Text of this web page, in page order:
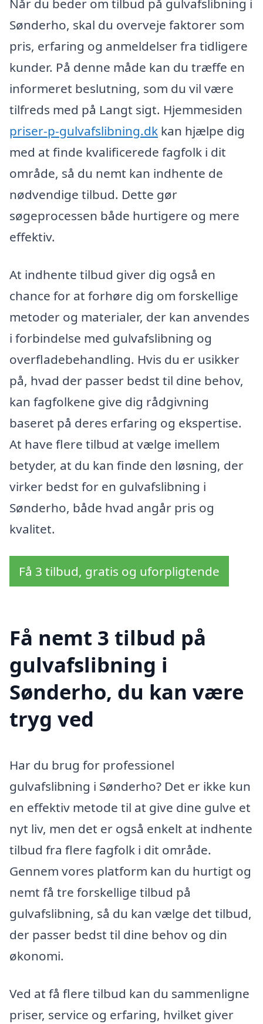
Når du beder om tilbud på gulvafslibning i
Sønderho, skal du overveje faktorer som
pris, erfaring og anmeldelser fra tidligere
kunder. På denne måde kan du træffe en
informeret beslutning, som du vil være
tilfreds med på Langt sigt. Hjemmesiden
priser-p-gulvafslibning.dk kan hjælpe dig
med at finde kvalificerede fagfolk i dit
område, så du nemt kan indhente de
nødvendige tilbud. Dette gør
søgeprocessen både hurtigere og mere
effektiv.
At indhente tilbud giver dig også en
chance for at forhøre dig om forskellige
metoder og materialer, der kan anvendes
i forbindelse med gulvafslibning og
overfladebehandling. Hvis du er usikker
på, hvad der passer bedst til dine behov,
kan fagfolkene give dig rådgivning
baseret på deres erfaring og ekspertise.
At have flere tilbud at vælge imellem
betyder, at du kan finde den løsning, der
virker bedst for en gulvafslibning i
Sønderho, både hvad angår pris og
kvalitet.
Få 3 tilbud, gratis og uforpligtende
Få nemt 3 tilbud på
gulvafslibning i
Sønderho, du kan være
tryg ved
Har du brug for professionel
gulvafslibning i Sønderho? Det er ikke kun
en effektiv metode til at give dine gulve et
nyt liv, men det er også enkelt at indhente
tilbud fra flere fagfolk i dit område.
Gennem vores platform kan du hurtigt og
nemt få tre forskellige tilbud på
gulvafslibning, så du kan vælge det tilbud,
der passer bedst til dine behov og din
økonomi.
Ved at få flere tilbud kan du sammenligne
priser, service og erfaring, hvilket giver